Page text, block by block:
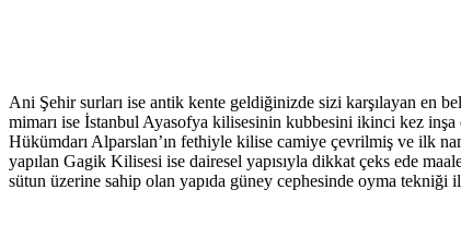
Ani Şehir surları ise antik kente geldiğinizde sizi karşılayan en
mimarı ise İstanbul Ayasofya kilisesinin kubbesini ikinci kez inşa
Hükümdarı Alparslan’ın fethiyle kilise camiye çevrilmiş ve ilk
yapılan Gagik Kilisesi ise dairesel yapısıyla dikkat çeks ede
sütun üzerine sahip olan yapıda güney cephesinde oyma tekniği